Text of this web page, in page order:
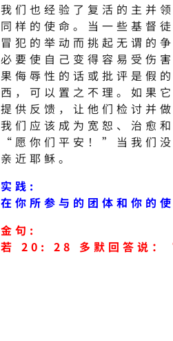
我们也经验了复活的主并
同样的使命。当一些基督
冒犯的举动而挑起无谓的
必要使自己变得容易受伤
果侮辱性的话或批评是假
西，可以置之不理。如果
提供反馈，让他们检讨并
我们应该成为宽恕、治愈
“愿你们平安！”当我们
亲近耶稣。
实践:
在你所参与的团体和你的
金句:
若 20: 28 多默回答说：